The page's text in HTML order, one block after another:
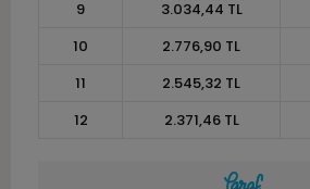
9
3.034,44 TL
10
2.776,90 TL
11
2.545,32 TL
12
2.371,46 TL